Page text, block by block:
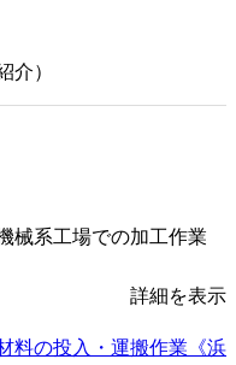
介）
系工場での加工作業
詳細を表示